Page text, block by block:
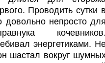
Проводить сутки
непросто
энергетиками.
шастал вокруг